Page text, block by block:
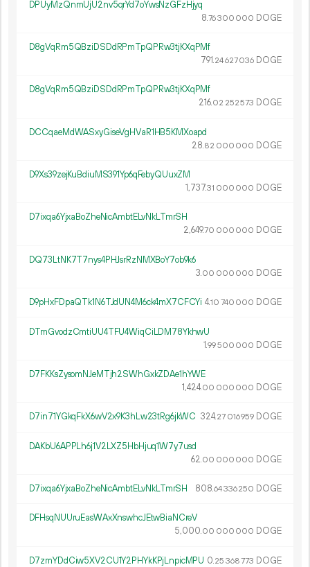
DPUyMzQnmUjU2nv5qrYd7oYwsNzGFzHjyq
8.76300 000 DOGE
D8gVqRm5QBziDSDdRPmTpQPRw3tjKXqPMf
791.24627036 DOGE
D8gVqRm5QBziDSDdRPmTpQPRw3tjKXqPMf
216.02 252573 DOGE
DCCqaeMdWASxyGiseVgHVaR1HB5KMXoapd
28.82 000 000 DOGE
D9Xs39zejKuBdiuMS391Yp6qFebyQUuxZM
1 737.31 000 000 DOGE
D7ixqa6YjxaBoZheNicAmbtELvNkLTmrSH
2 649.70 000 000 DOGE
DQ73LtNK7T7nys4PHJsrRzNMXBoY7ob9k6
3.00 000 000 DOGE
D9pHxFDpaQTk1N6TJdUN4M6ck4mX7CFCYi 4.10 740 000 DOGE
DTmGvodzCmtiUU4TFU4WiqCiLDM78YkhwU
1.99500 000 DOGE
D7FKKsZysomNJeMTjh2SWhGxkZDAe1hYWE
1 424.00 000 000 DOGE
D7in71YGkqFkX6wV2x9K3hLw23tRg6jkWC 324.27 016959 DOGE
DAKbU6APPLh6j1V2LXZ5HbHjuq1W7y7usd
62.00 000 000 DOGE
D7ixqa6YjxaBoZheNicAmbtELvNkLTmrSH 808.64336250 DOGE
DFHsqNUUruEasWAxXnswhcJEtwBiaNCreV
5 000.00 000 000 DOGE
D7zmYDdCiw5XV2CU1Y2PHYkKPjLnpicMPU 0.25 368773 DOGE